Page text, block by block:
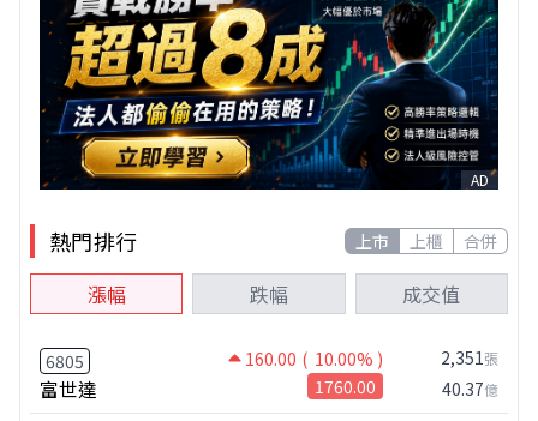
AD
熱門排行 上市 上櫃 合併
漲幅 跌幅 成交值
6805 160.00 ( 10.00% )
富世達 1760.00
2,351張
40.37億